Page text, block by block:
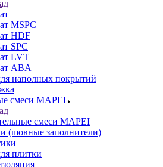
MSPC
HDF
SPC
LVT
ABA
наполных покрытий
смеси MAPEI
смеси MAPEI
(шовные заполнители)
плитки